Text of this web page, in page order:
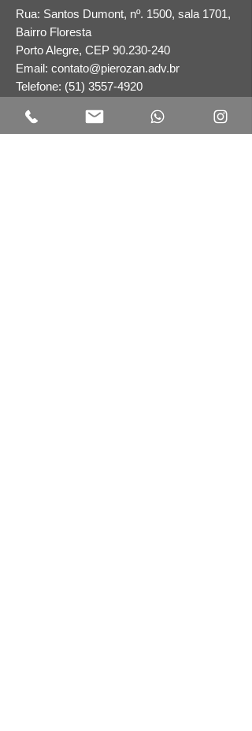
Rua: Santos Dumont, nº. 1500, sala 1701,
Bairro Floresta
Porto Alegre​, CEP 90.230-240
Email: contato@pierozan.adv.br
Telefone: (51) 3557-4920